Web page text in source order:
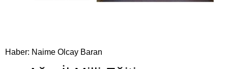
Haber: Naime Olcay Baran